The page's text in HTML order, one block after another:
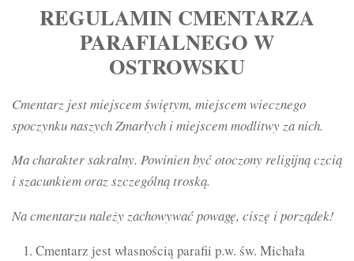
REGULAMIN CMENTARZA
PARAFIALNEGO W
OSTROWSKU
Cmentarz jest miejscem świętym, miejscem wiecznego
spoczynku naszych Zmarłych i miejscem modlitwy za nich.
Ma charakter sakralny. Powinien być otoczony religijną czcią
i szacunkiem oraz szczególną troską.
Na cmentarzu należy zachowywać powagę, ciszę i porządek!
Cmentarz jest własnością parafii p.w. św. Michała